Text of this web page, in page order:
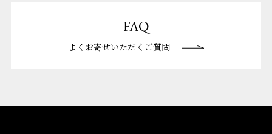
FAQ
よくお寄せいただくご質問